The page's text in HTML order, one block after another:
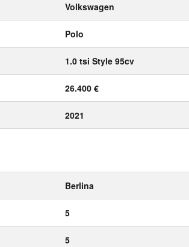
Volkswagen
Polo
1.0 tsi Style 95cv
26.400 €
2021
Berlina
5
5